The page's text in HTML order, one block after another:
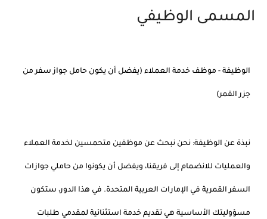
المسمى الوظيفي
الوظيفة - موظف خدمة العملاء (يفضل أن يكون حامل جواز سفر من
جزر القمر)
نبذة عن الوظيفة: نحن نبحث عن موظفين متحمسين لخدمة العملاء
والعمليات للانضمام إلى فريقنا، ويفضل أن يكونوا من حاملي جوازات
السفر القمرية في الإمارات العربية المتحدة. في هذا الدور، ستكون
مسؤوليتك الأساسية هي تقديم خدمة استثنائية لمقدمي طلبات